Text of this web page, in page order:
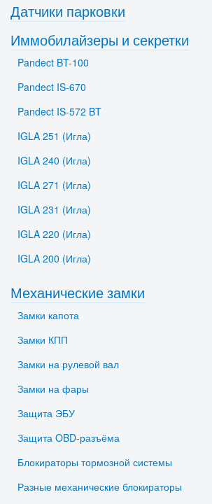
Датчики парковки
Иммобилайзеры и секретки
Pandect BT-100
Pandect IS-670
Pandect IS-572 BT
IGLA 251 (Игла)
IGLA 240 (Игла)
IGLA 271 (Игла)
IGLA 231 (Игла)
IGLA 220 (Игла)
IGLA 200 (Игла)
Механические замки
Замки капота
Замки КПП
Замки на рулевой вал
Замки на фары
Защита ЭБУ
Защита OBD-разъёма
Блокираторы тормозной системы
Разные механические блокираторы